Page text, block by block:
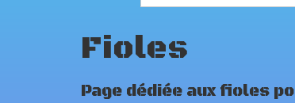
Fioles
Page dédiée aux fioles